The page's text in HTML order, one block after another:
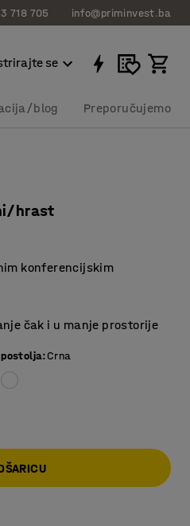
718 705 info@priminvest.ba
se
blog Preporučujemo
hrast
konferencijskim
čak i u manje prostorije
:Crna